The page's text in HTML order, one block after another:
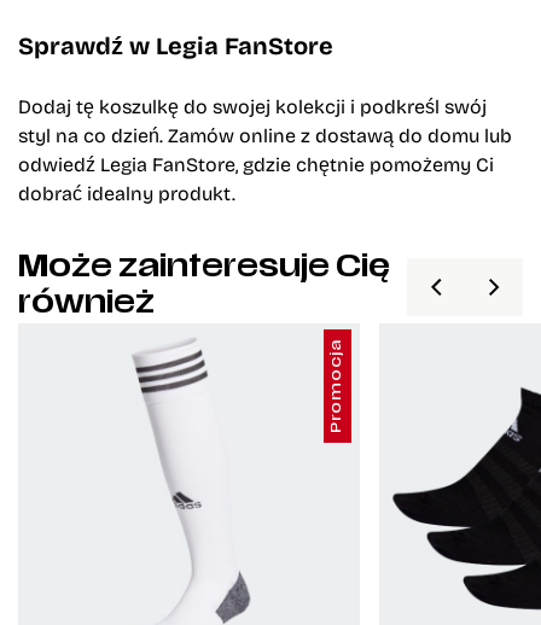
Sprawdź w Legia FanStore
Dodaj tę koszulkę do swojej kolekcji i podkreśl swój
styl na co dzień. Zamów online z dostawą do domu lub
odwiedź Legia FanStore, gdzie chętnie pomożemy Ci
dobrać idealny produkt.
Może zainteresuje Cię
również
Promocja